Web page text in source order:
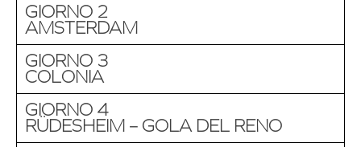
GIORNO 2
AMSTERDAM
GIORNO 3
COLONIA
GIORNO 4
RÜDESHEIM – GOLA DEL RENO